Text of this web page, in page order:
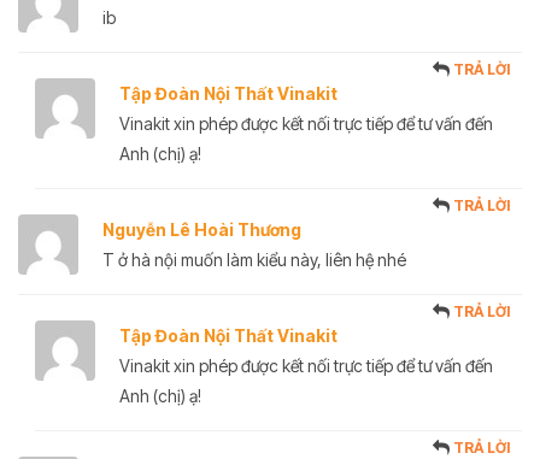
ib
Tập Đoàn Nội Thất Vinakit
TRẢ LỜI
Vinakit xin phép được kết nối trực tiếp để tư vấn đến
Anh (chị) ạ!
Nguyễn Lê Hoài Thương
TRẢ LỜI
T ở hà nội muốn làm kiểu này, liên hệ nhé
Tập Đoàn Nội Thất Vinakit
TRẢ LỜI
Vinakit xin phép được kết nối trực tiếp để tư vấn đến
Anh (chị) ạ!
TRẢ LỜI